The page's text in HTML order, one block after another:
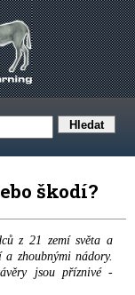
škodí?
z 21 zemí světa a
zhoubnými nádory.
jsou příznivé -